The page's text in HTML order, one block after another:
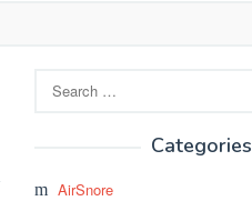
for:
Categories
AirSnore